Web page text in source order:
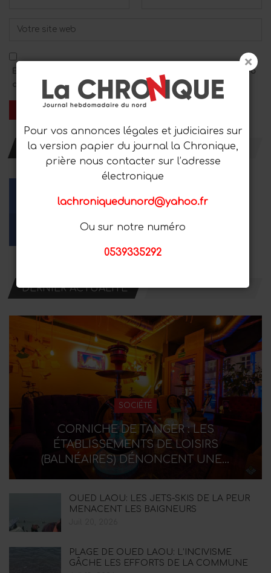
Enregistrez mon nom, mon adresse e-mail et mon site Web
dans ce navigateur pour le prochain commentaire.
RESTER AVEC NOUS
Youtube Instagram
DERNIER ACTUALITÉ
SOCIÉTÉ
CORNICHE DE TANGER : LES
ÉTABLISSEMENTS DE LOISIRS
(BALNÉAIRES) DÉNONCENT UNE…
OUED LAOU: LES JETS-SKIS DE LA PEUR
MENACENT LES BAIGNEURS
PLAGE DE OUED LAOU: L’INCIVISME
GÂCHE LES EFFORTS DE LA COMMUNE
Pour vos annonces légales et judiciaires sur
la version papier du journal la Chronique,
prière nous contacter sur l’adresse
électronique
lachroniquedunord@yahoo.fr
Ou sur notre numéro
0539335292